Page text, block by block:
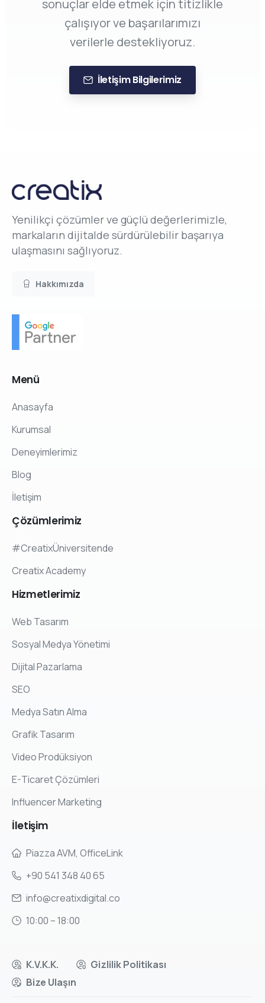
sonuçlar elde etmek için titizlikle
çalışıyor ve başarılarımızı
verilerle destekliyoruz.
İletişim Bilgilerimiz
Yenilikçi çözümler ve güçlü değerlerimizle,
markaların dijitalde sürdürülebilir başarıya
ulaşmasını sağlıyoruz.
Hakkımızda
Menü
Anasayfa
Kurumsal
Deneyimlerimiz
Blog
İletişim
Çözümlerimiz
#CreatixÜniversitende
Creatix Academy
Hizmetlerimiz
Web Tasarım
Sosyal Medya Yönetimi
Dijital Pazarlama
SEO
Medya Satın Alma
Grafik Tasarım
Video Prodüksiyon
E-Ticaret Çözümleri
Influencer Marketing
İletişim
Piazza AVM, OfficeLink
+90 541 348 40 65
info@creatixdigital.co
10:00 – 18:00
K.V.K.K.
Gizlilik Politikası
Bize Ulaşın